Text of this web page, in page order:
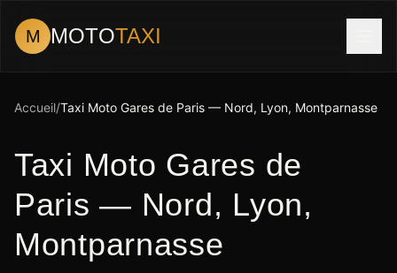
M MOTOTAXI
Accueil/Taxi Moto Gares de Paris — Nord, Lyon, Montparnasse
Taxi Moto Gares de
Paris — Nord, Lyon,
Montparnasse